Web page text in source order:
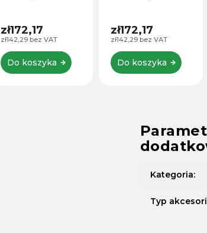
zł142,29 bez VAT
zł172,17
Do koszyka
imbusowe, całość
w metalowej
przechowywanie.
Ratunek dla...
zł142,29 bez VAT
zł172,17
Do koszyka
producenta
SmallRig.
Kategoria:
Typ